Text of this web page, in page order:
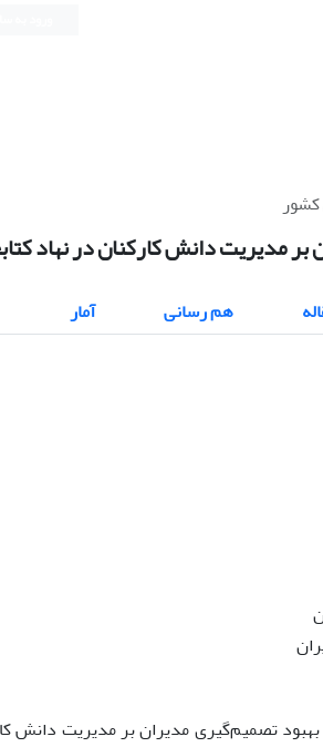
کشور
مدیریت دانش کارکنان در نهاد
هم رسانی
آمار
تصمیم‌گیری مدیران بر مدیریت دانش